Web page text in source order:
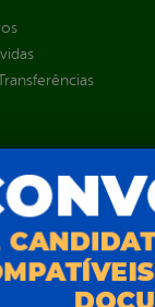
Digital